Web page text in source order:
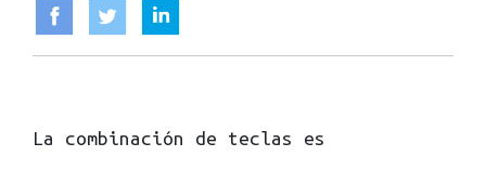
La combinación de teclas es